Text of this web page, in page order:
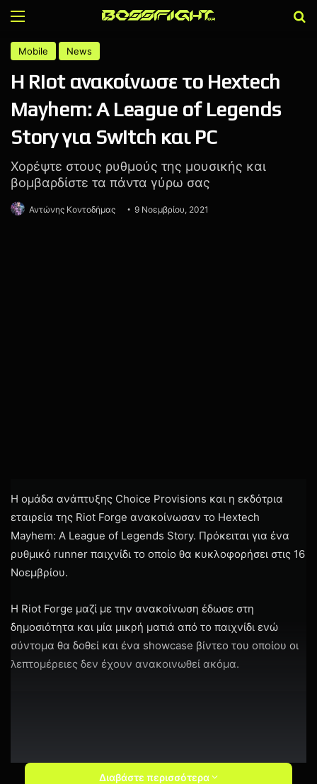
Menu
Mobile News
Η Riot ανακοίνωσε το Hextech
Mayhem: A League of Legends
Story για Switch και PC
Χορέψτε στους ρυθμούς της μουσικής και
βομβαρδίστε τα πάντα γύρω σας
Αντώνης Κοντοδήμας 9 Νοεμβρίου, 2021
Η ομάδα ανάπτυξης Choice Provisions και η εκδότρια
εταιρεία της Riot Forge ανακοίνωσαν το Hextech
Mayhem: A League of Legends Story. Πρόκειται για ένα
ρυθμικό runner παιχνίδι το οποίο θα κυκλοφορήσει στις 16
Νοεμβρίου.
Η Riot Forge μαζί με την ανακοίνωση έδωσε στη
δημοσιότητα και μία μικρή ματιά από το παιχνίδι ενώ
σύντομα θα δοθεί και ένα showcase βίντεο του οποίου οι
λεπτομέρειες δεν έχουν ανακοινωθεί ακόμα.
Διαβάστε περισσότερα